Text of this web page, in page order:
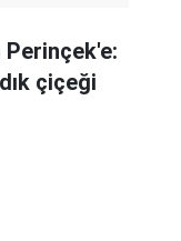
Perinçek'e:
çiçeği